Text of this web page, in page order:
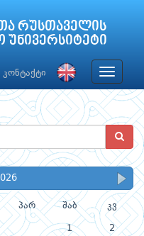
რუსთაველის
უნივერსიტეტი
კონტაქტი
Toggle
პარ შაბ კვ
1 2